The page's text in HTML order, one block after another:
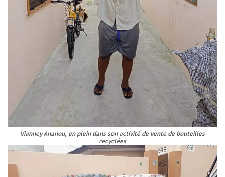
Vianney Ananou, en plein dans son activité de vente de bouteilles
recyclées